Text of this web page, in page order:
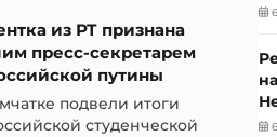
из РТ признана
пресс-секретарем
путины
подвели итоги
студенческой